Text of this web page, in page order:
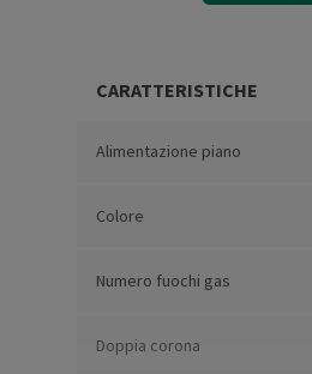
CARATTERISTICHE
Alimentazione piano
Colore
Numero fuochi gas
Doppia corona